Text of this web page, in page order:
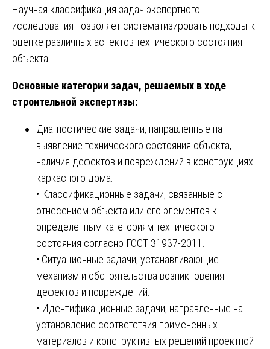
Научная классификация задач экспертного
исследования позволяет систематизировать подходы к
оценке различных аспектов технического состояния
объекта.
Основные категории задач, решаемых в ходе
строительной экспертизы:
Диагностические задачи, направленные на
выявление технического состояния объекта,
наличия дефектов и повреждений в конструкциях
каркасного дома.
• Классификационные задачи, связанные с
отнесением объекта или его элементов к
определенным категориям технического
состояния согласно ГОСТ 31937-2011.
• Ситуационные задачи, устанавливающие
механизм и обстоятельства возникновения
дефектов и повреждений.
• Идентификационные задачи, направленные на
установление соответствия примененных
материалов и конструктивных решений проектной